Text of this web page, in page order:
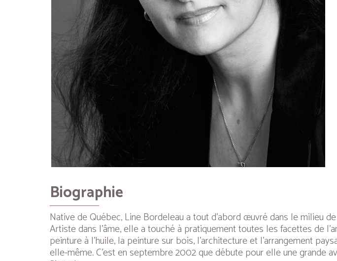
Biographie
Native de Québec, Line Bordeleau a tout d’abord œuvré dans le milieu
Artiste dans l’âme, elle a touché à pratiquement toutes les facettes de
peinture à l’huile, la peinture sur bois, l’architecture et l’arrangement
elle-même. C’est en septembre 2002 que débute pour elle une grande